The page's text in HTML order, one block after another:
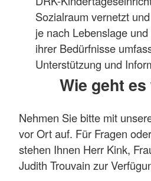
Sozialraum vernetzt
je nach Lebenslage
ihrer Bedürfnisse
Unterstützung und
Wie geht
Nehmen Sie bitte mit
vor Ort auf. Für Fragen
stehen Ihnen Herr Kink,
Judith Trouvain zur